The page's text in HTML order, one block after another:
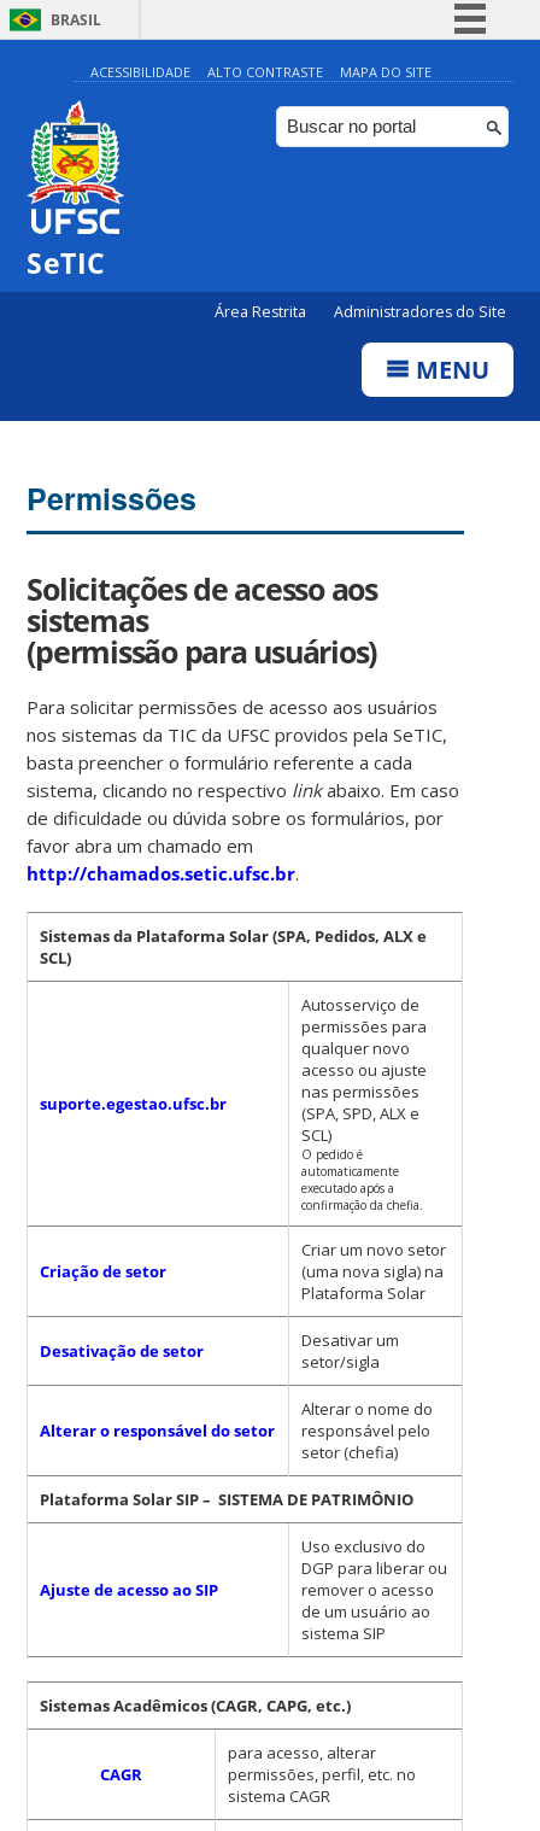
BRASIL
Simplifique!
Comunica BR
Participe
ACESSIBILIDADE ALTO CONTRASTE MAPA DO SITE
SeTIC
Área Restrita Administradores do Site
MENU
Permissões
Solicitações de acesso aos
sistemas
(permissão para usuários)
Para solicitar permissões de acesso aos usuários
nos sistemas da TIC da UFSC providos pela SeTIC,
basta preencher o formulário referente a cada
sistema, clicando no respectivo linkabaixo. Em caso
de dificuldade ou dúvida sobre os formulários, por
favor abra um chamado em
http://chamados.setic.ufsc.br.
Sistemas da Plataforma Solar (SPA, Pedidos, ALX e
SCL)
suporte.egestao.ufsc.br
Autosserviço de
permissões para
qualquer novo
acesso ou ajuste
nas permissões
(SPA, SPD, ALX e
SCL)
O pedido é
automaticamente
executado após a
confirmação da chefia.
Criação de setor
Criar um novo setor
(uma nova sigla) na
Plataforma Solar
Desativação de setor
Desativar um
setor/sigla
Alterar o responsável do setor
Alterar o nome do
responsável pelo
setor (chefia)
Plataforma Solar SIP– SISTEMA DE PATRIMÔNIO
Ajuste de acesso ao SIP
Uso exclusivo do
DGP para liberar ou
remover o acesso
de um usuário ao
sistema SIP
Sistemas Acadêmicos (CAGR, CAPG, etc.)
CAGR
para acesso, alterar
permissões, perfil, etc. no
sistema CAGR